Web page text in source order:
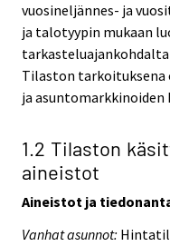
vuosineljännes- ja
ja talotyypin mukaan
Tilaston
ja
1.2 Tilaston
aineistot
Aineistot ja
Vanhat asunnot: